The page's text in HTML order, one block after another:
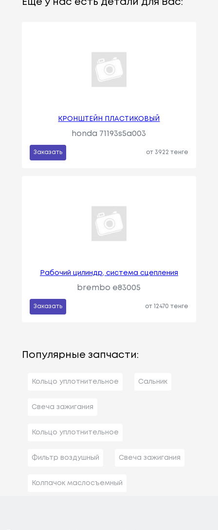
Еще у нас есть детали для Вас:
КРОНШТЕЙН ПЛАСТИКОВЫЙ
honda 71193s5a003
Заказать от 3922 тенге
Рабочий цилиндр, система сцепления
brembo e83005
Заказать от 12470 тенге
Популярные запчасти:
Кольцо уплотнительное Сальник
Свеча зажигания
Кольцо уплотнительное
Фильтр воздушный Свеча зажигания
Колпачок маслосъемный